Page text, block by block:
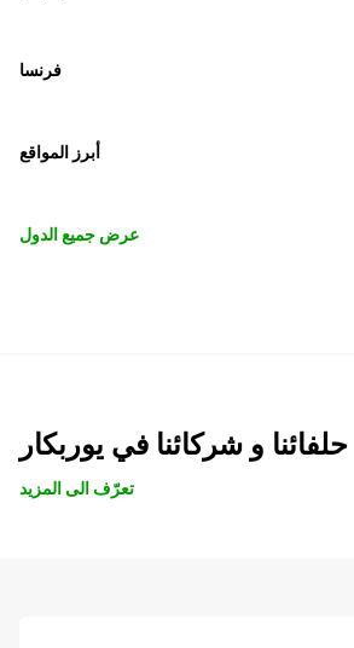
فرنسا
أبرز المواقع
عرض جميع الدول
حلفائنا و شركائنا في يوربكار
تعرّف الى المزيد